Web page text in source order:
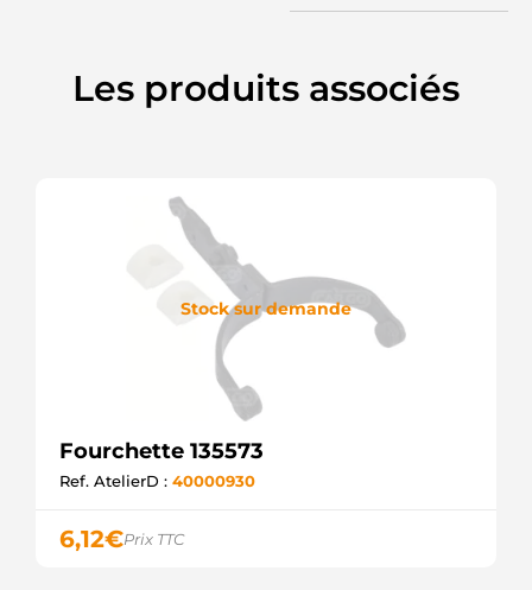
Les produits associés
Stock sur demande
Fourchette 135573
Ref. AtelierD : 40000930
6,12€Prix TTC